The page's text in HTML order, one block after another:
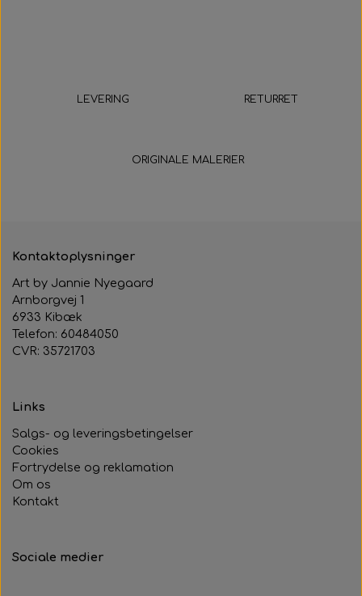
LEVERING RETURRET
ORIGINALE MALERIER
Kontaktoplysninger
Art by Jannie Nyegaard
Arnborgvej 1
6933 Kibæk
Telefon: 60484050
CVR: 35721703
Links
Salgs- og leveringsbetingelser
Cookies
Fortrydelse og reklamation
Om os
Kontakt
Sociale medier